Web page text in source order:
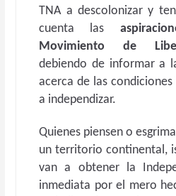
TNA a descolonizar y
cuenta las
Movimiento de
debiendo de informar a
acerca de las
a independizar.
Quienes piensen o
un territorio continental,
van a obtener la
inmediata por el mero